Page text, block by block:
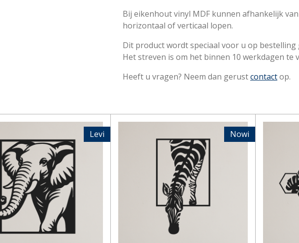
Bij eikenhout vinyl MDF kunnen afhankelijk
horizontaal of verticaal lopen.
Dit product wordt speciaal voor u op bestelling
Het streven is om het binnen 10 werkdagen te
Heeft u vragen? Neem dan gerustcontactop.
Levi Nowi